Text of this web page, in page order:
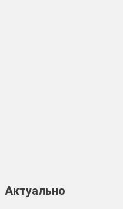
Актуально